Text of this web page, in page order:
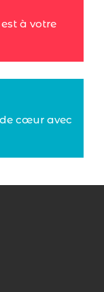
à votre
cœur avec